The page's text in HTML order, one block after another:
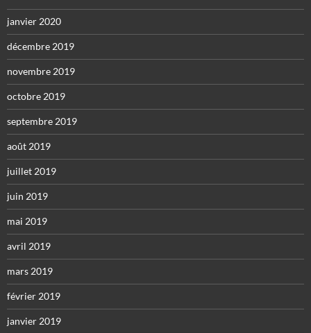
janvier 2020
décembre 2019
novembre 2019
octobre 2019
septembre 2019
août 2019
juillet 2019
juin 2019
mai 2019
avril 2019
mars 2019
février 2019
janvier 2019